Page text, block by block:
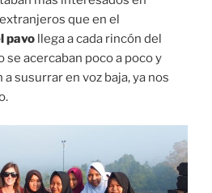
que en el
pavo llega a cada rincón del
se acercaban poco a poco y
susurrar en voz baja, ya nos